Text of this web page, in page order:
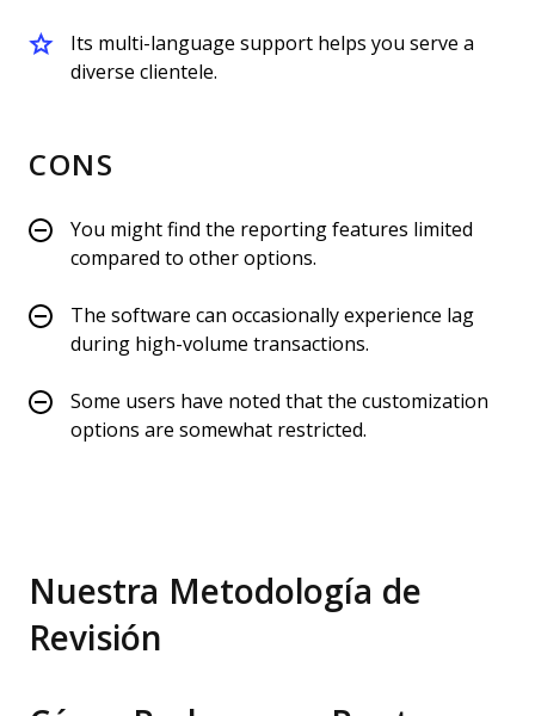
Its multi-language support helps you serve a
diverse clientele.
CONS
You might find the reporting features limited
compared to other options.
The software can occasionally experience lag
during high-volume transactions.
Some users have noted that the customization
options are somewhat restricted.
Nuestra Metodología de
Revisión